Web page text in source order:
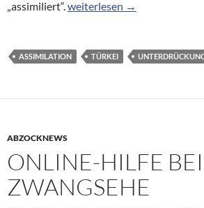
„assimiliert“.Erdogan zwingt Kurden zur
weiterlesen →
ASSIMILATION TÜRKEI
ABZOCKNEWS
ONLINE-HILFE BEI
ZWANGSEHE